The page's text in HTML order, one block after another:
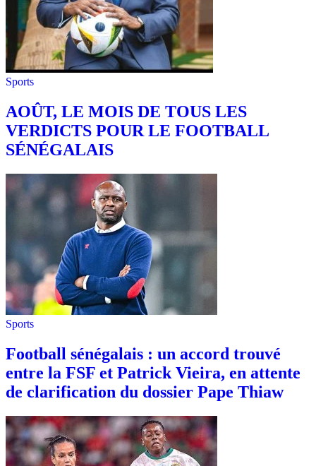
Sports
AOÛT, LE MOIS DE TOUS LES
VERDICTS POUR LE FOOTBALL
SÉNÉGALAIS
Sports
Football sénégalais : un accord trouvé
entre la FSF et Patrick Vieira, en attente
de clarification du dossier Pape Thiaw